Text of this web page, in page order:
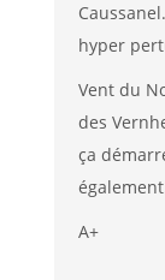
hyper
Vent du
des
ça
A+